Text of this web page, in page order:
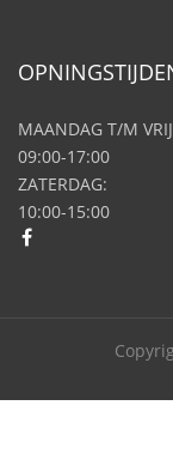
MAANDAG T/M
09:00-17:00
ZATERDAG:
10:00-15:00